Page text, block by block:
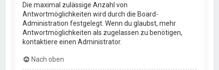
Die maximal zulässige Anzahl von
Antwortmöglichkeiten wird durch die Board-
Administration festgelegt. Wenn du glaubst, mehr
Antwortmöglichkeiten als zugelassen zu benötigen,
kontaktiere einen Administrator.
Nach oben